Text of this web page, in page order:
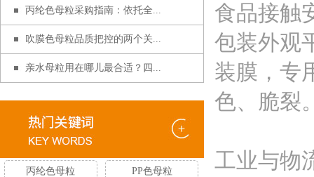
丙纶色母粒采购指南：依托全...
吹膜色母粒品质把控的两个关...
亲水母粒用在哪儿最合适？四...
丙纶色母粒 PP色母粒
食品接触
包装外观
装膜，专
色、脆裂
工业与物